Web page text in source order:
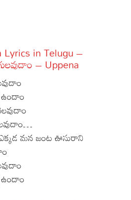
Songs
SongsSongs
Lyrics in Telugu –
– Uppena
ఉందాం
మన జంట ఊసురాని
ఉందాం